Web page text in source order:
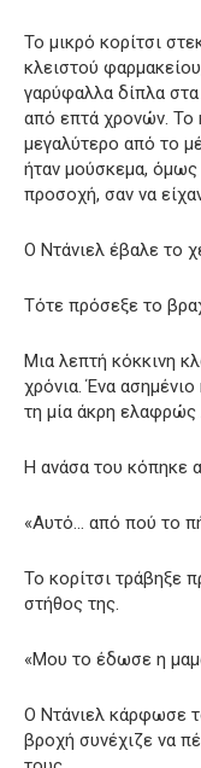
Το μικρό κορίτσι
κλειστού
γαρύφαλλα δίπλα
από επτά χρονών. Το
μεγαλύτερο από το
ήταν μούσκεμα,
προσοχή, σαν να
Ο Ντάνιελ έβαλε το
Τότε πρόσεξε το
Μια λεπτή κόκκινη
χρόνια. Ένα
τη μία άκρη ελαφρώς
Η ανάσα του κόπηκε
«Αυτό… από πού το
Το κορίτσι τράβηξε
στήθος της.
«Μου το έδωσε η
Ο Ντάνιελ κάρφωσε
βροχή συνέχιζε να